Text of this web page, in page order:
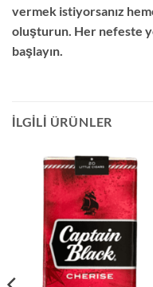
vermek istiyorsanız
oluşturun. Her nefeste
başlayın.
İLGILI ÜRÜNLER